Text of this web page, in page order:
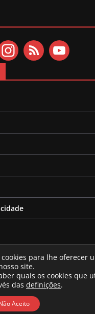
© 2026Starbit. All rights
by ThemeGrill.
para lhe oferecer
site.
quais os cookies que
das definições.
Aceito